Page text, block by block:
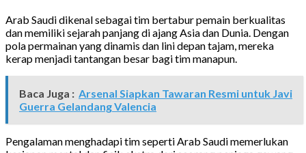
Arab Saudi dikenal sebagai tim bertabur pemain berkualitas
dan memiliki sejarah panjang di ajang Asia dan Dunia. Dengan
pola permainan yang dinamis dan lini depan tajam, mereka
kerap menjadi tantangan besar bagi tim manapun.
Baca Juga : Arsenal Siapkan Tawaran Resmi untuk Javi
Guerra Gelandang Valencia
Pengalaman menghadapi tim seperti Arab Saudi memerlukan